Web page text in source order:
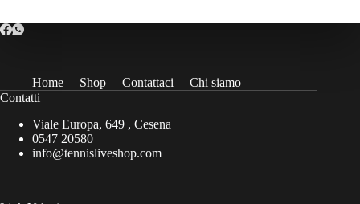
Home Shop Contattaci
Chi siamo
Contatti
Viale Europa, 649 , Cesena
0547 20580
info@tennisliveshop.com